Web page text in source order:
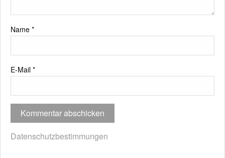
Name *
E-Mail *
Datenschutzbestimmungen